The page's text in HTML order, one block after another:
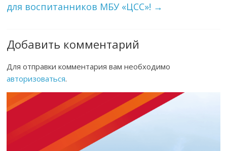
для воспитанников МБУ «ЦСС»! →
Добавить комментарий
Для отправки комментария вам необходимо
авторизоваться.